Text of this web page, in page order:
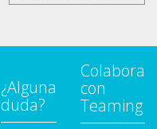
¿Alguna
duda?
Colabora
con
Teaming